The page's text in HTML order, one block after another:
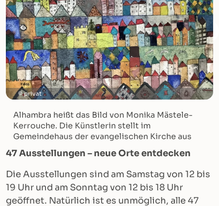
privat
Alhambra heißt das Bild von Monika Mästele-
Kerrouche. Die Künstlerin stellt im
Gemeindehaus der evangelischen Kirche aus
47 Ausstellungen – neue Orte entdecken
Die Ausstellungen sind am Samstag von 12 bis
19 Uhr und am Sonntag von 12 bis 18 Uhr
geöffnet. Natürlich ist es unmöglich, alle 47